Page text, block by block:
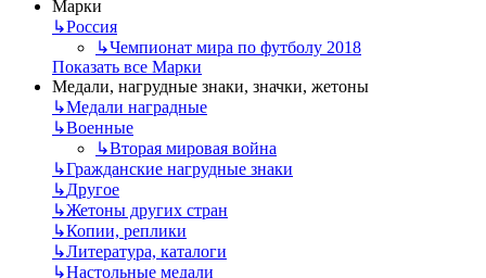
Марки
↳Россия
↳Чемпионат мира по футболу 2018
Показать все Марки
Медали, нагрудные знаки, значки, жетоны
↳Mедали наградные
↳Военные
↳Вторая мировая война
↳Гражданские нагрудные знаки
↳Другое
↳Жетоны других стран
↳Копии, реплики
↳Литература, каталоги
↳Настольные медали